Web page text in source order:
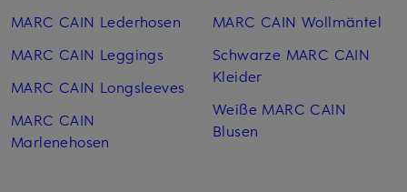
MARC CAIN Lederhosen
MARC CAIN Leggings
MARC CAIN Longsleeves
MARC CAIN
Marlenehosen
MARC CAIN Woll­mäntel
Schwarze MARC CAIN
Kleider
Weiße MARC CAIN
Blusen